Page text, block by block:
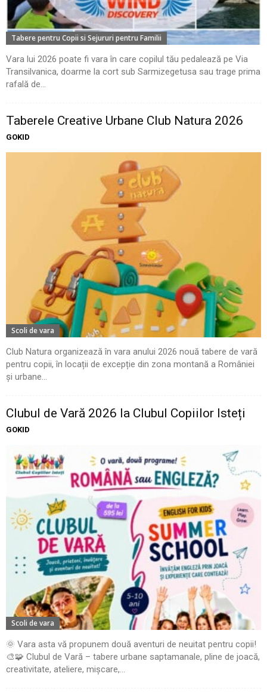
Tabere pentru Copii si Sejururi pentru Familii
Vara lui 2026 poate fi vara în care copilul tău pedalează pe Via
Transilvanica, doarme la cort sub Sarmizegetusa sau trage prima
rafală de...
Taberele Creative Urbane Club Natura 2026
GOKID
Scoli de vara
Club Natura organizează în vara anului 2026 nouă tabere de vară
pentru copii, în locații de excepție din zona montană a României
și urbane...
Clubul de Vară 2026 la Clubul Copiilor Isteți
GOKID
Scoli de vara
🌞 Vara asta vă propunem două aventuri de neuitat pentru copii!
🎨🧩 Clubul de Vară – tabere urbane saptamanale, pline de joacă,
creativitate, ateliere, mișcare,...